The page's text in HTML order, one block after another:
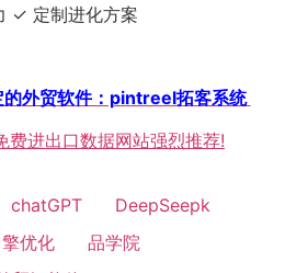
✓ 定制进化方案
的外贸软件：pintreel拓客系统
费进出口数据网站强烈推荐!
chatGPT
DeepSeepk
优化
品学院